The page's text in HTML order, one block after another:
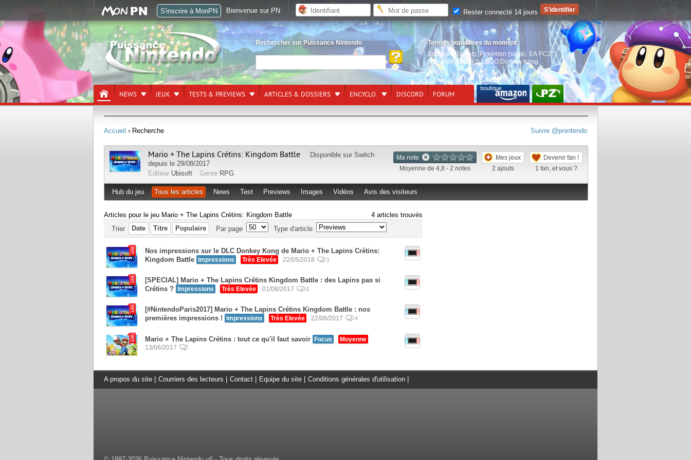
Rechercher sur Puissance Nintendo
Termes populaires du moment
Splatoon Raiders, Pokémon (saga) EA FC27,
Nintendo Switch 2,LEGO Donkey Kong
NEWS JEUX TESTS & PREVIEWS ARTICLES & DOSSIERS ENCYCLO. DISCORD FORUM
Suivre @pnintendo
Accueil › Recherche
Ma note
Moyenne de 4,8 - 2 notes
Mes jeux
2 ajouts
Devenir fan !
1 fan, et vous ?
Mario + The Lapins Crétins: Kingdom Battle Disponible sur Switch
depuis le 29/08/2017
Editeur Ubisoft Genre RPG
Hub du jeu Tous les articles News Test Previews Images Vidéos Avis des visiteurs
Articles pour le jeu Mario + The Lapins Crétins: Kingdom Battle
4 articles trouvés
Trier
Date Titre Populaire Par page Type d'article
Nos impressions sur le DLC Donkey Kong de Mario + The Lapins Crétins:
Kingdom Battle Impressions Très Elevée 22/05/2018 1
[SPECIAL] Mario + The Lapins Crétins Kingdom Battle : des Lapins pas si
Crétins ?
Impressions Très Elevée 01/08/2017 0
[#NintendoParis2017] Mario + The Lapins Crétins Kingdom Battle : nos
premières impressions !
Impressions Très Elevée 22/06/2017 4
Mario + The Lapins Crétins : tout ce qu'il faut savoir Focus
Moyenne
13/06/2017
A propos du site Courriers des lecteurs Contact Equipe du site Conditions générales d'utilisation
S'inscrire à MonPN Bienvenue sur PN Rester connecté 14 jours